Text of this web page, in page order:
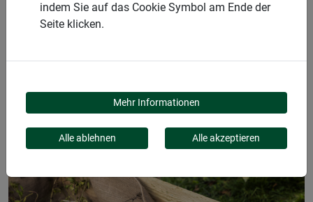
JUTE KOMPOSTER-
EINLAGE
indem Sie auf das Cookie Symbol am Ende der
Seite klicken.
Mehr Informationen
Alle ablehnen Alle akzeptieren